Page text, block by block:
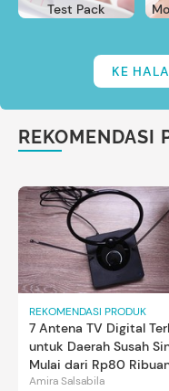
Test Pack
KE
REKOMENDASI
REKOMENDASI PRODUK
7 Antena TV Digital
untuk Daerah Susah
Mulai dari Rp80
Amira Salsabila